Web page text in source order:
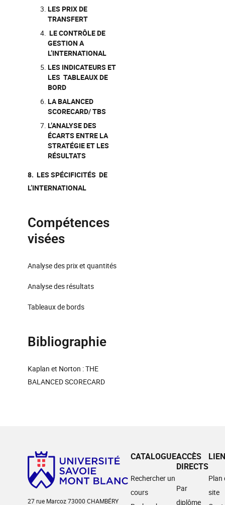
LES PRIX DE
TRANSFERT
LE CONTRÔLE DE
GESTION A
L’INTERNATIONAL
LES INDICATEURS ET
LES TABLEAUX DE
BORD
LA BALANCED
SCORECARD/ TBS
L’ANALYSE DES
ÉCARTS ENTRE LA
STRATÉGIE ET LES
RÉSULTATS
8. LES SPÉCIFICITÉS DE
L’INTERNATIONAL
Compétences
visées
Analyse des prix et quantités
Analyse des résultats
Tableaux de bords
Bibliographie
Kaplan et Norton : THE
BALANCED SCORECARD
27 rue Marcoz 73000 CHAMBÉRY
CATALOGUE
Rechercher un
cours
ACCÈS
DIRECTS
Par
diplôme
Plan
site